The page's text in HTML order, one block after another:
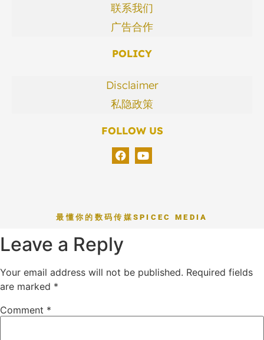
联系我们
广告合作
POLICY
Disclaimer
私隐政策
FOLLOW US
最懂你的数码传媒 SPICEC MEDIA
Leave a Reply
Your email address will not be published. Required fields
are marked *
Comment *